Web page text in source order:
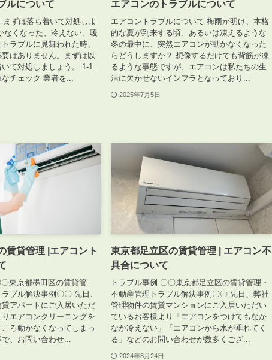
ルについて
ずは落ち着いて対処しよ
なくなった、冷えない、暖
ラブルに見舞われた時、
はありません。まずは以
て対処しましょう。 1-1.
チェック 業者を...
エアコンのトラブルについて
エアコントラブルについて 梅雨が明け、本格
的な夏が到来する頃、あるいは凍えるような
冬の最中に、突然エアコンが動かなくなった
らどうしますか？ 想像するだけでも背筋が凍
るような事態ですが、エアコンは私たちの生
活に欠かせないインフラとなっており...
2025年7月5日
賃貸管理 |エアコント
東京都墨田区の賃貸管
ブル解決事例〇〇 先日、
アパートにご入居いただ
エアコンクリーニングを
ろ動かなくなってしまっ
、お問い合わせ...
東京都足立区の賃貸管理 | エアコン不
具合について
トラブル事例 〇〇東京都足立区の賃貸管理・
不動産管理トラブル解決事例〇〇 先日、弊社
管理物件の賃貸マンションにご入居いただい
ているお客様より「エアコンをつけてもなか
なか冷えない」「エアコンから水が垂れてく
る」などのお問い合わせが数多くござ...
2024年8月24日